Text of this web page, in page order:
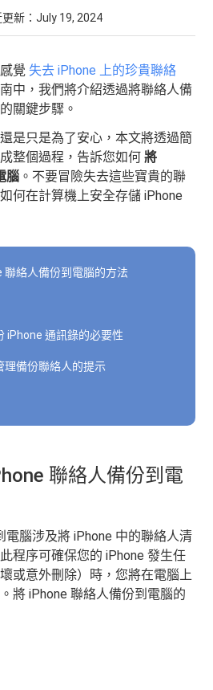
更新：July 19, 2024
覺 失去 iPhone 上的珍貴聯絡
中，我們將介紹透過將聯絡人備
關鍵步驟。
是只是為了安心，本文將透過簡
整個過程，告訴您如何將
腦 。不要冒險失去這些寶貴的聯
何在計算機上安全存儲 iPhone
聯絡人備份到電腦的方法
iPhone 通訊錄的必要性
理備份聯絡人的提示
聯絡人備份到電
電腦涉及將 iPhone 中的聯絡人清
程序可確保您的 iPhone 發生任
或意外刪除）時，您將在電腦上
將 iPhone 聯絡人備份到電腦的